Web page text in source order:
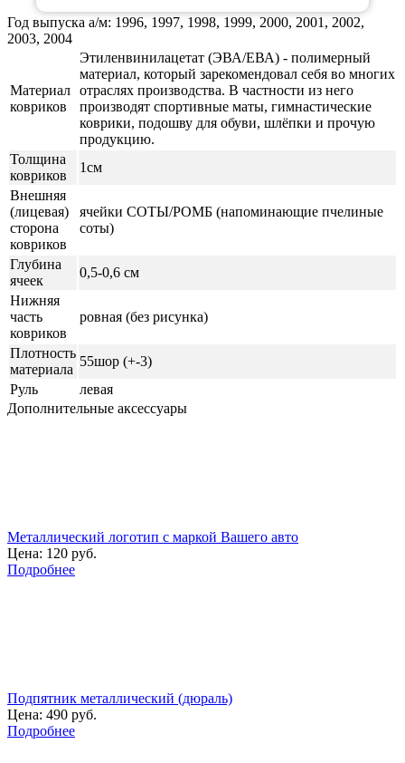
Год выпуска а/м: 1996, 1997, 1998, 1999, 2000, 2001, 2002,
2003, 2004
Материал
ковриков
Этиленвинилацетат (ЭВА/ЕВА) - полимерный
материал, который зарекомендовал себя во многих
отраслях производства. В частности из него
производят спортивные маты, гимнастические
коврики, подошву для обуви, шлёпки и прочую
продукцию.
Толщина
ковриков
1см
Внешняя
(лицевая)
сторона
ковриков
ячейки СОТЫ/РОМБ (напоминающие пчелиные
соты)
Глубина
ячеек
0,5-0,6 см
Нижняя
часть
ковриков
ровная (без рисунка)
Плотность
материала
55шор (+-3)
Руль
левая
Дополнительные аксессуары
Металлический логотип с маркой Вашего авто
Цена: 120 руб.
Подробнее
Подпятник металлический (дюраль)
Цена: 490 руб.
Подробнее